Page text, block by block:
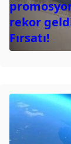
rekor
Fırsatı!